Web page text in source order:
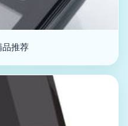
品推荐